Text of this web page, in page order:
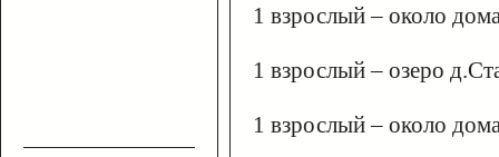
1 взрослый – около
1 взрослый – озеро
1 взрослый – около